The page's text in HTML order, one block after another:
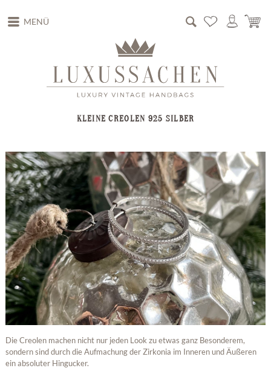
MENÜ
KLEINE CREOLEN 925 SILBER
Die Creolen machen nicht nur jeden Look zu etwas ganz Besonderem,
sondern sind durch die Aufmachung der Zirkonia im Inneren und Äußeren
ein absoluter Hingucker.